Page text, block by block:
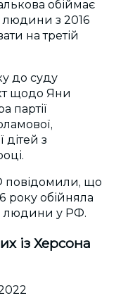
обіймає
людини з 2016
на третій
до суду
щодо Яни
партії
дітей з
повідомили, що
року обійняла
людини у РФ.
із Херсона